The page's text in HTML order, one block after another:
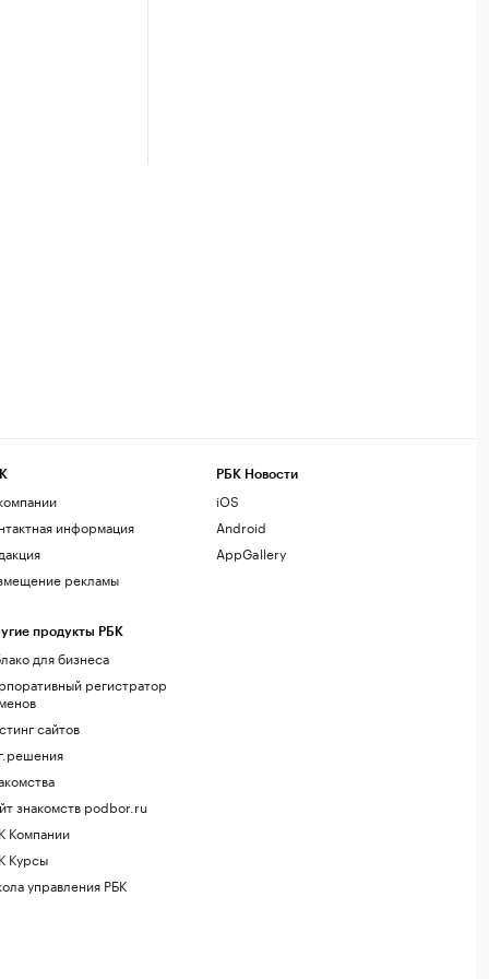
информация
рекламы
продукты РБК
для бизнеса
регистратор
сайтов
знакомств podbor.ru
Компании
Курсы
управления РБК
РБК Новости
iOS
Android
AppGallery